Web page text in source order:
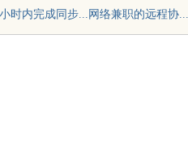
时内完成同步...网络兼职的远程协
武汉配眼镜 上海配眼镜